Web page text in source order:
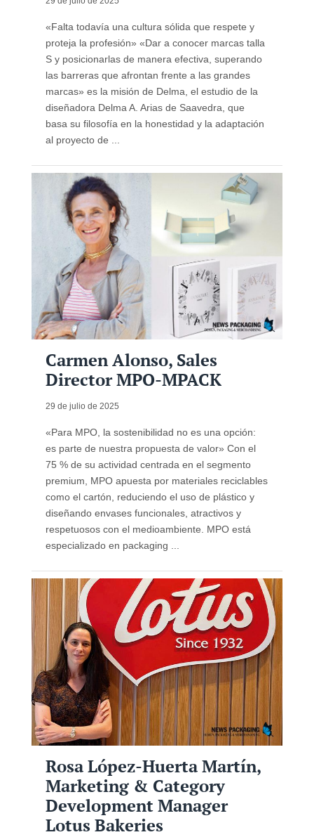
«Falta todavía una cultura sólida que respete y
proteja la profesión» «Dar a conocer marcas talla
S y posicionarlas de manera efectiva, superando
las barreras que afrontan frente a las grandes
marcas» es la misión de Delma, el estudio de la
diseñadora Delma A. Arias de Saavedra, que
basa su filosofía en la honestidad y la adaptación
al proyecto de ...
Carmen Alonso, Sales
Director MPO-MPACK
29 de julio de 2025
«Para MPO, la sostenibilidad no es una opción:
es parte de nuestra propuesta de valor» Con el
75 % de su actividad centrada en el segmento
premium, MPO apuesta por materiales reciclables
como el cartón, reduciendo el uso de plástico y
diseñando envases funcionales, atractivos y
respetuosos con el medioambiente. MPO está
especializado en packaging ...
Rosa López-Huerta Martín,
Marketing & Category
Development Manager
Lotus Bakeries